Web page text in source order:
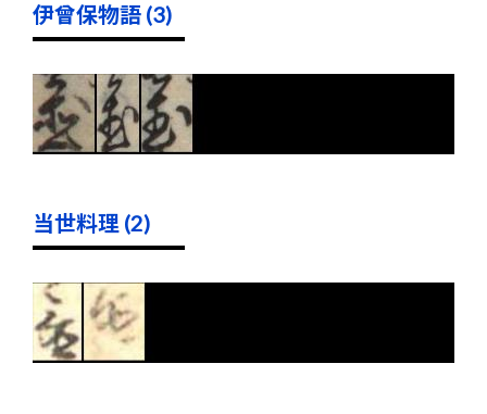
伊曾保物語 (3)
当世料理 (2)